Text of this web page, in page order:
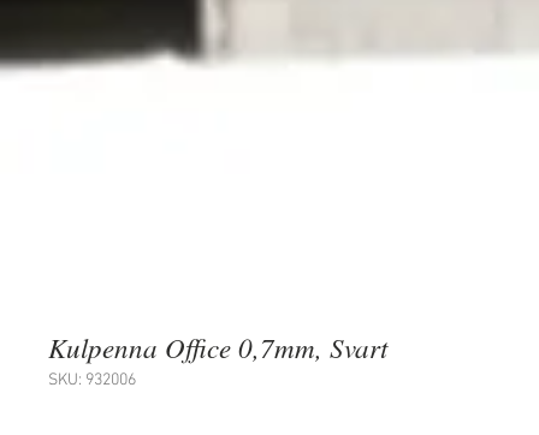
Kulpenna Office 0,7mm, Svart
SKU: 932006